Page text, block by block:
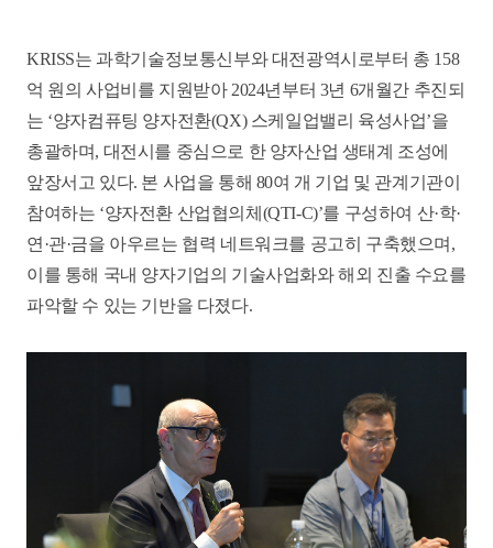
KRISS는 과학기술정보통신부와 대전광역시로부터 총 158
억 원의 사업비를 지원받아 2024년부터 3년 6개월간 추진되
는 ‘양자컴퓨팅 양자전환(QX) 스케일업밸리 육성사업’을
총괄하며, 대전시를 중심으로 한 양자산업 생태계 조성에
앞장서고 있다. 본 사업을 통해 80여 개 기업 및 관계기관이
참여하는 ‘양자전환 산업협의체(QTI-C)’를 구성하여 산·학·
연·관·금을 아우르는 협력 네트워크를 공고히 구축했으며,
이를 통해 국내 양자기업의 기술사업화와 해외 진출 수요를
파악할 수 있는 기반을 다졌다.